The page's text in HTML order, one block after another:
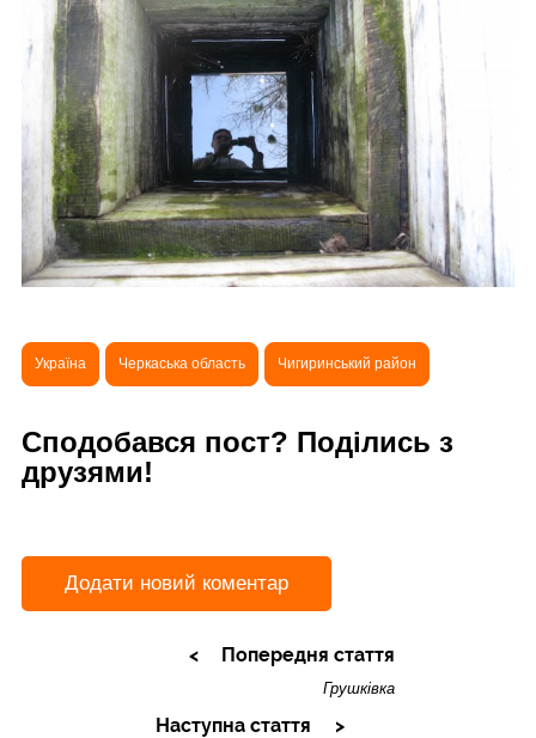
Україна Черкаська область Чигиринський район
Сподобався пост? Поділись з
друзями!
Додати новий коментар
Попередня стаття
Грушківка
Наступна стаття